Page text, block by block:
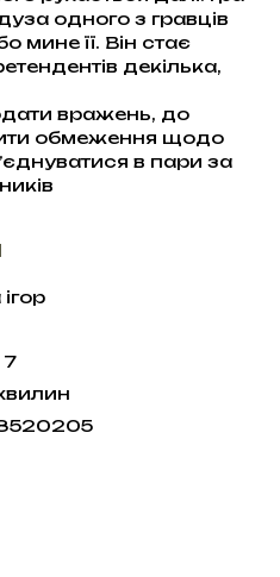
одного з гравців
мине її. Він стає
декілька,
вражень, до
обмеження щодо
в пари за
7